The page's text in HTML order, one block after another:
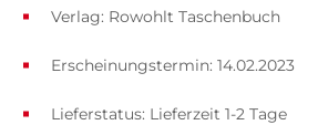
Verlag: Rowohlt Taschenbuch
Erscheinungstermin: 14.02.2023
Lieferstatus: Lieferzeit 1-2 Tage